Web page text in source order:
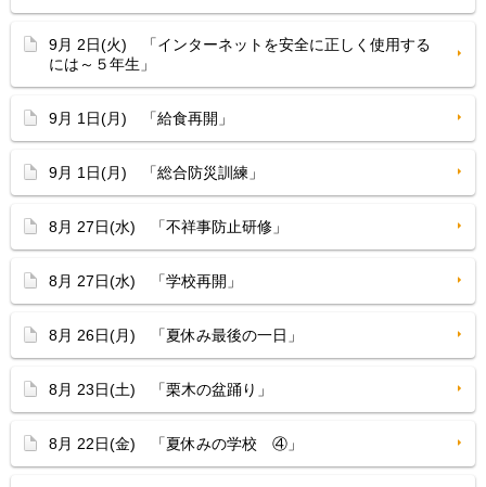
9月 2日(火) 「インターネットを安全に正しく使用する
には～５年生」
9月 1日(月) 「給食再開」
9月 1日(月) 「総合防災訓練」
8月 27日(水) 「不祥事防止研修」
8月 27日(水) 「学校再開」
8月 26日(月) 「夏休み最後の一日」
8月 23日(土) 「栗木の盆踊り」
8月 22日(金) 「夏休みの学校 ④」